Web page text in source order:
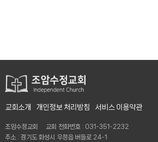
교회소개 개인정보 처리방침 서비스 이용약관
조암수정교회 교회 전화번호 : 031-351-2232
주소 : 경기도 화성시 우정읍 버들로 24-1